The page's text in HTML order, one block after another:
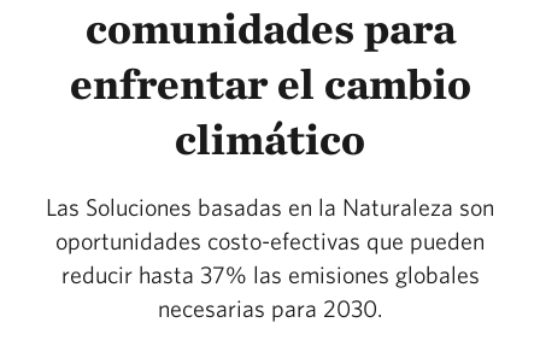
comunidades para
enfrentar el cambio
climático
Las Soluciones basadas en la Naturaleza son
oportunidades costo-efectivas que pueden
reducir hasta 37% las emisiones globales
necesarias para 2030.